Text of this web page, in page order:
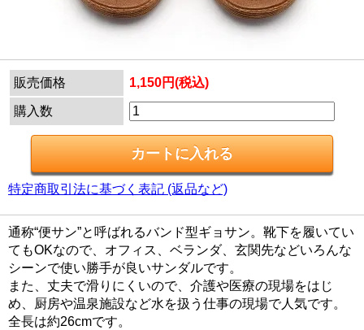
販売価格 1,150円(税込)
購入数
特定商取引法に基づく表記 (返品など)
通称“便サン”と呼ばれるバンド型ギョサン。靴下を履いてい
てもOKなので、オフィス、ベランダ、玄関先などいろんな
シーンで使い勝手が良いサンダルです。
また、丈夫で滑りにくいので、介護や医療の現場をはじ
め、厨房や温泉施設など水を扱う仕事の現場で人気です。
全長は約26cmです。